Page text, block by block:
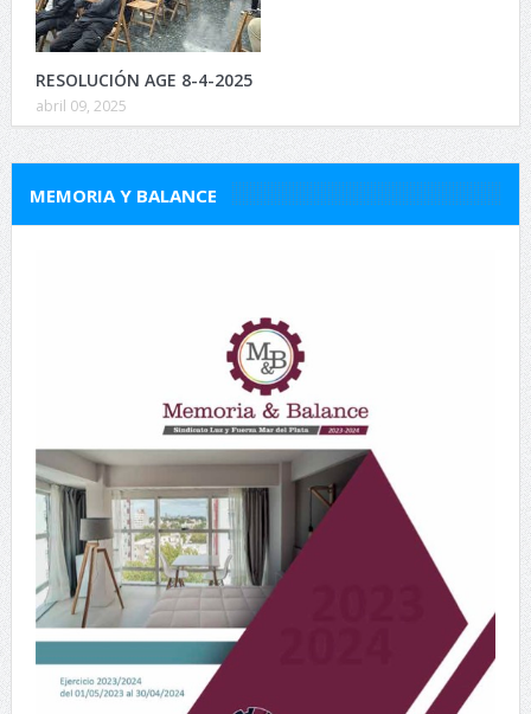
RESOLUCIÓN AGE 8-4-2025
abril 09, 2025
MEMORIA Y BALANCE